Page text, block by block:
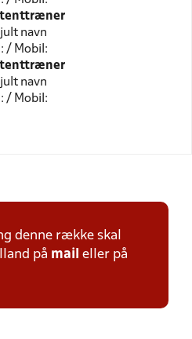
navn
/ Mobil:
navn
/ Mobil:
denne række skal
på mail eller på